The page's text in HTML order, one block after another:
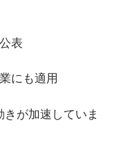
表
にも適用
が加速していま